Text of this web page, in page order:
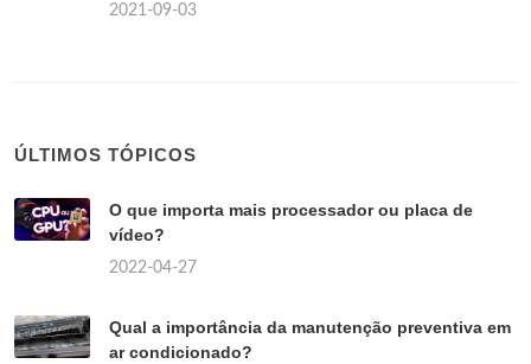
2021-09-03
ÚLTIMOS TÓPICOS
O que importa mais processador ou placa de
vídeo?
2022-04-27
Qual a importância da manutenção preventiva em
ar condicionado?